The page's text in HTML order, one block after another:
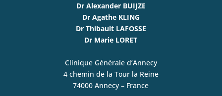
Dr Alexander BUIJZE
Dr Agathe KLING
Dr Thibault LAFOSSE
Dr Marie LORET
Clinique Générale d’Annecy
4 chemin de la Tour la Reine
74000 Annecy – France